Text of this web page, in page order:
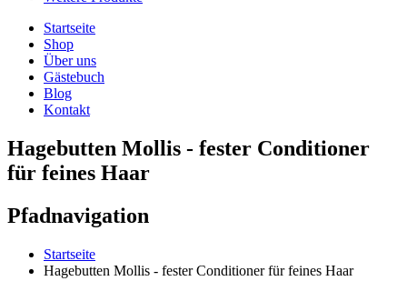
Startseite
Shop
Über uns
Gästebuch
Blog
Kontakt
Hagebutten Mollis - fester Conditioner
für feines Haar
Pfadnavigation
Startseite
Hagebutten Mollis - fester Conditioner für feines Haar